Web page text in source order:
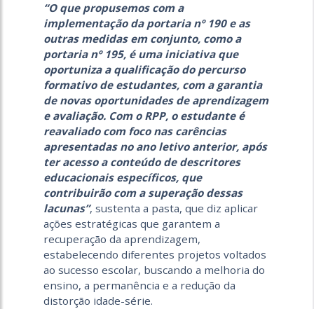
“O que propusemos com a
implementação da portaria nº 190 e as
outras medidas em conjunto, como a
portaria nº 195, é uma iniciativa que
oportuniza a qualificação do percurso
formativo de estudantes, com a garantia
de novas oportunidades de aprendizagem
e avaliação. Com o RPP, o estudante é
reavaliado com foco nas carências
apresentadas no ano letivo anterior, após
ter acesso a conteúdo de descritores
educacionais específicos, que
contribuirão com a superação dessas
lacunas”, sustenta a pasta, que diz aplicar
ações estratégicas que garantem a
recuperação da aprendizagem,
estabelecendo diferentes projetos voltados
ao sucesso escolar, buscando a melhoria do
ensino, a permanência e a redução da
distorção idade-série.